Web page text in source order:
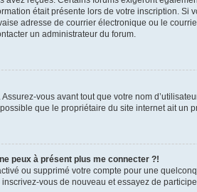
était présente lors de votre inscription.
adresse de courrier électronique ou le
un administrateur du forum.
vous avant tout que votre nom
que le propriétaire du site internet ait un
peux à présent plus me connecter ?!
ou supprimé votre compte pour une
vous de nouveau et essayez de